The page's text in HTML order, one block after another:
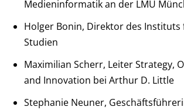
Medieninformatik an der LMU
Holger Bonin, Direktor des Instituts
Studien
Maximilian Scherr, Leiter Strategy,
and Innovation bei Arthur D. Little
Stephanie Neuner,